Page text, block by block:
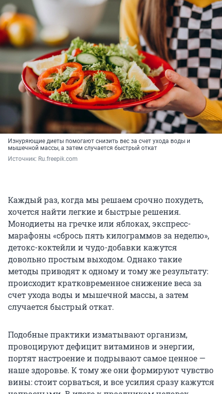
Изнуряющие диеты помогают снизить вес за счет ухода воды и
мышечной массы, а затем случается быстрый откат
Источник: Ru.freepik.com
Каждый раз, когда мы решаем срочно похудеть,
хочется найти легкие и быстрые решения.
Монодиеты на гречке или яблоках, экспресс-
марафоны «сбрось пять килограммов за неделю»,
детокс-коктейли и чудо-добавки кажутся
довольно простым выходом. Однако такие
методы приводят к одному и тому же результату:
происходит кратковременное снижение веса за
счет ухода воды и мышечной массы, а затем
случается быстрый откат.
Подобные практики изматывают организм,
провоцируют дефицит витаминов и энергии,
портят настроение и подрывают самое ценное —
наше здоровье. К тому же они формируют чувство
вины: стоит сорваться, и все усилия сразу кажутся